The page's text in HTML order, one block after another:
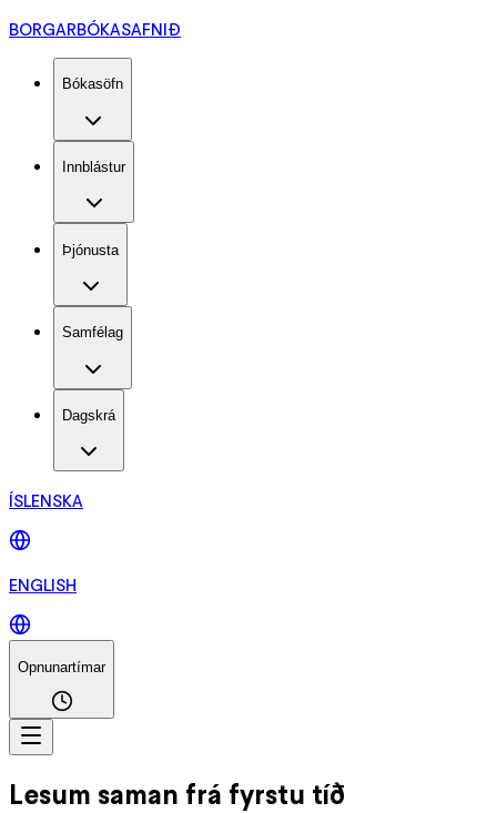
BORGARBÓKASAFNIÐ
Bókasöfn
Innblástur
Þjónusta
Samfélag
Dagskrá
ÍSLENSKA
ENGLISH
Opnunartímar
Lesum saman frá fyrstu tíð